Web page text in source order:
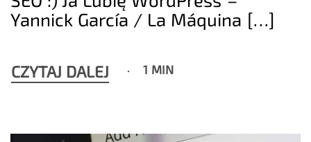
Yannick García / La Máquina […]
CZYTAJ DALEJ 1 MIN